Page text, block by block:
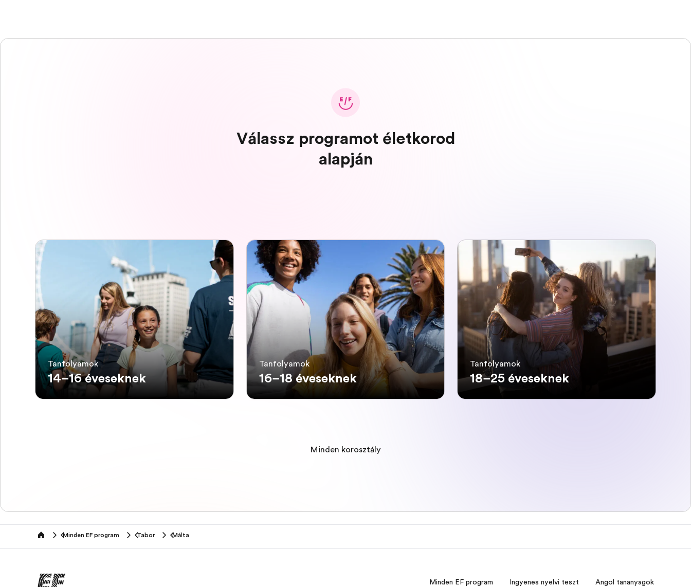
Válassz programot életkorod
alapján
Tanfolyamok
14–16 éveseknek
Tanfolyamok
16–18 éveseknek
Tanfolyamok
18–25 éveseknek
Minden korosztály
home Minden EF program Tabor Málta
Minden EF program Ingyenes nyelvi teszt Angol tananyagok